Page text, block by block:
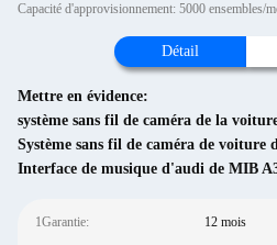
Capacité d'approvisionnement: 5000 ensembles/
Détail
Mettre en évidence:
système sans fil de caméra de la
Système sans fil de caméra de voiture
Interface de musique d'audi de MIB
1Garantie: 12 mois